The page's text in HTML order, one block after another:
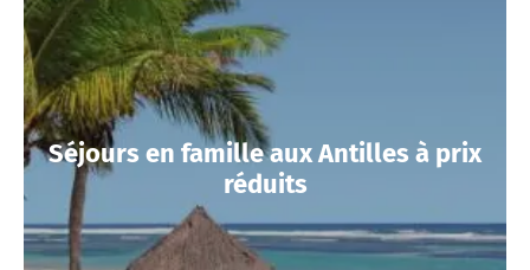
Séjours en famille aux Antilles à prix
réduits